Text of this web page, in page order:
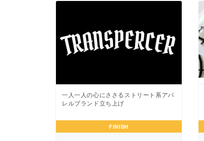
一人一人の心にささるストリート系アパ
レルブランド立ち上げ
FINISH